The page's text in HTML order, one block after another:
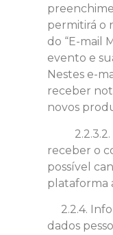
permitirá o
do “E-mail
evento e
Nestes e-
receber
novos
2.2.3.2.
receber o
possível
plataforma
2.2.4.
dados